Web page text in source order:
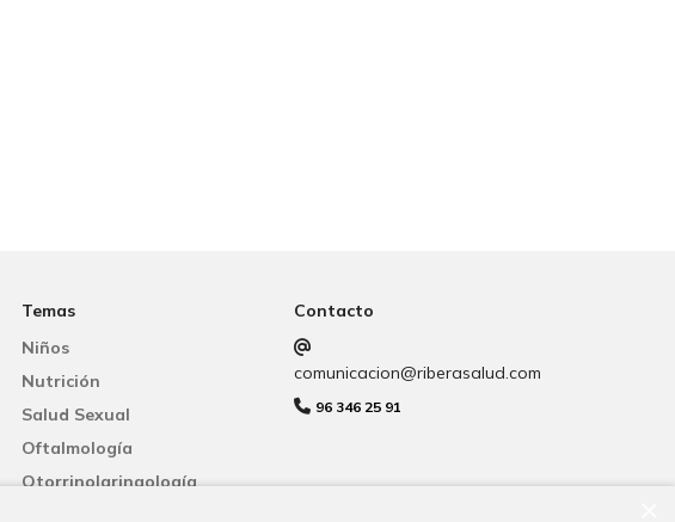
Temas
Niños
Nutrición
Salud Sexual
Oftalmología
Otorrinolaringología
Contacto
comunicacion@riberasalud.com
96 346 25 91